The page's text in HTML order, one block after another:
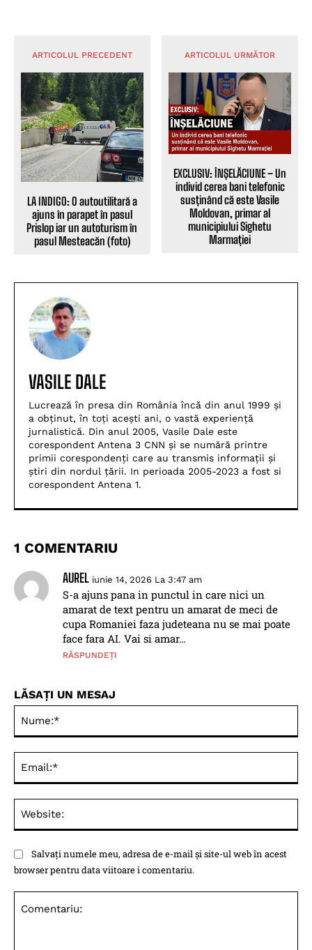
ARTICOLUL PRECEDENT
LA INDIGO: O autoutilitară a
ajuns în parapet în pasul
Prislop iar un autoturism în
pasul Mesteacăn (foto)
ARTICOLUL URMĂTOR
EXCLUSIV: ÎNȘELĂCIUNE – Un
individ cerea bani telefonic
susținând că este Vasile
Moldovan, primar al
municipiului Sighetu
Marmației
VASILE DALE
Lucrează în presa din România încă din anul 1999 și
a obținut, în toți acești ani, o vastă experiență
jurnalistică. Din anul 2005, Vasile Dale este
corespondent Antena 3 CNN și se numără printre
primii corespondenți care au transmis informații și
știri din nordul țării. In perioada 2005-2023 a fost si
corespondent Antena 1.
1 COMENTARIU
AUREL iunie 14, 2026 La 3:47 am
S-a ajuns pana in punctul in care nici un
amarat de text pentru un amarat de meci de
cupa Romaniei faza judeteana nu se mai poate
face fara AI. Vai si amar…
RĂSPUNDEȚI
LĂSAȚI UN MESAJ
Salvați numele meu, adresa de e-mail și site-ul web în acest
browser pentru data viitoare i comentariu.